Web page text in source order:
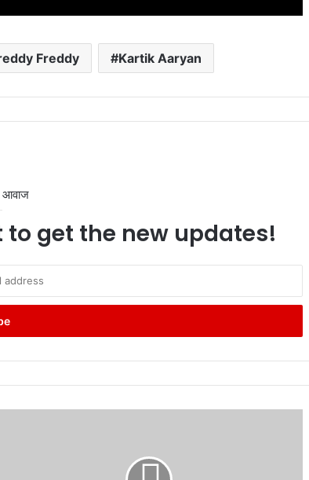
Freddy Kartik Aaryan
आवाज
get the new updates!